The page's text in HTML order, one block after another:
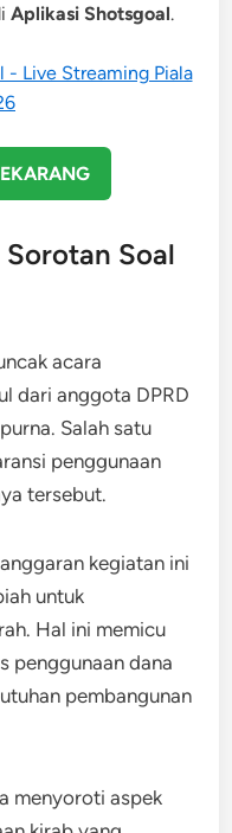
Aplikasi Shotsgoal.
Sorotan Soal
acara
dari anggota DPRD
Salah satu
penggunaan
tersebut.
kegiatan ini
untuk
Hal ini memicu
penggunaan dana
pembangunan
menyoroti aspek